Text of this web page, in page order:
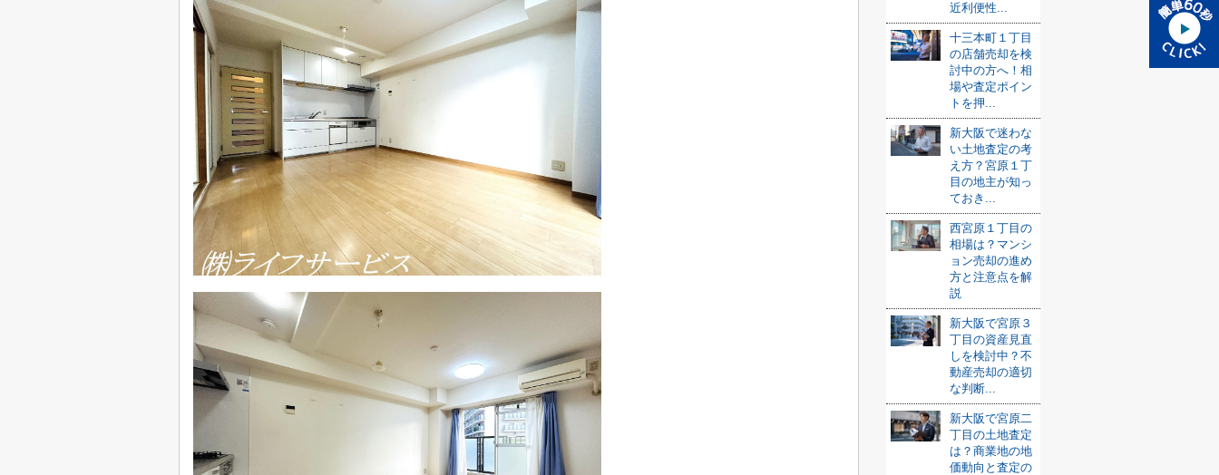
近利便性...
十三本町１丁目
の店舗売却を検
討中の方へ！相
場や査定ポイン
トを押...
新大阪で迷わな
い土地査定の考
え方？宮原１丁
目の地主が知っ
ておき...
西宮原１丁目の
相場は？マンシ
ョン売却の進め
方と注意点を解
説
新大阪で宮原３
丁目の資産見直
しを検討中？不
動産売却の適切
な判断...
新大阪で宮原二
丁目の土地査定
は？商業地の地
価動向と査定の